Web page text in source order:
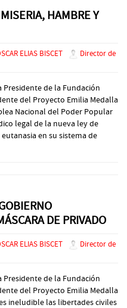
HAMBRE Y
ELIAS BISCET
Director de
Presidente de la Fundación
del Proyecto Emilia Medalla
Nacional del Poder Popular
legal de la nueva ley de
en su sistema de
DE PRIVADO
ELIAS BISCET
Director de
Presidente de la Fundación
del Proyecto Emilia Medalla
ineludible las libertades civiles